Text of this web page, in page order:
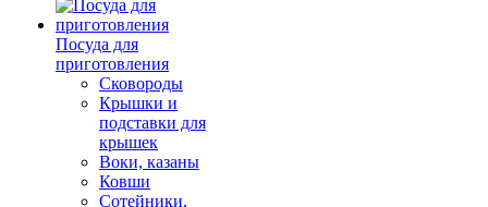
Посуда для
приготовления
Сковороды
Крышки и
подставки для
крышек
Воки, казаны
Ковши
Сотейники,